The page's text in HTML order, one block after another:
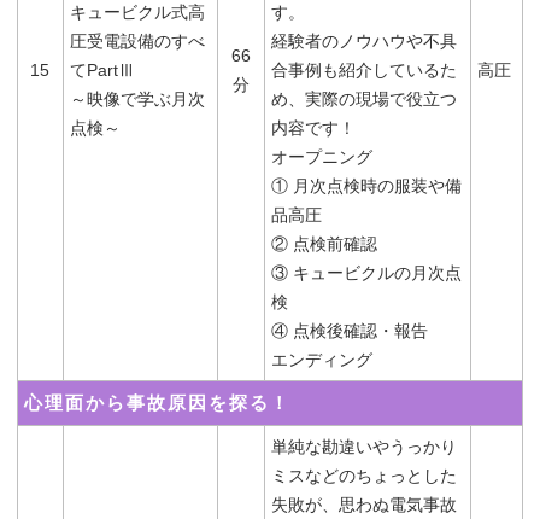
15
キュービクル式高
圧受電設備のすべ
てPartⅢ
～映像で学ぶ月次
点検～
66
分
す。
経験者のノウハウや不具
合事例も紹介しているた
め、実際の現場で役立つ
内容です！
オープニング
① 月次点検時の服装や備
品高圧
② 点検前確認
③ キュービクルの月次点
検
④ 点検後確認・報告
エンディング
高圧
心理面から事故原因を探る！
単純な勘違いやうっかり
ミスなどのちょっとした
失敗が、思わぬ電気事故